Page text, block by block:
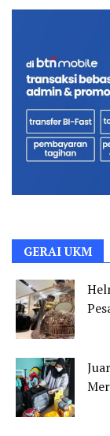
GERAI UKM